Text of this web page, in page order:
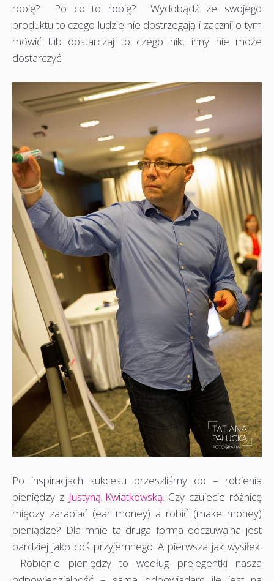
robię? Po co to robię? Wydobądź ze swojego
produktu to czego ludzie nie dostrzegają i zacznij o tym
mówić lub dostarczaj to czego nikt inny nie może
dostarczyć.
Po inspiracjach sukcesu przeszliśmy do – robienia
pieniędzy z Justyną Kwiatkowską. Czy czujecie różnicę
między zarabiać (ear money) a robić (make money)
pieniądze? Dla mnie ta druga forma odczuwalna jest
bardziej jako coś przyjemnego. A pierwsza jak wysiłek.
Robienie pieniędzy to według prelegentki nasza